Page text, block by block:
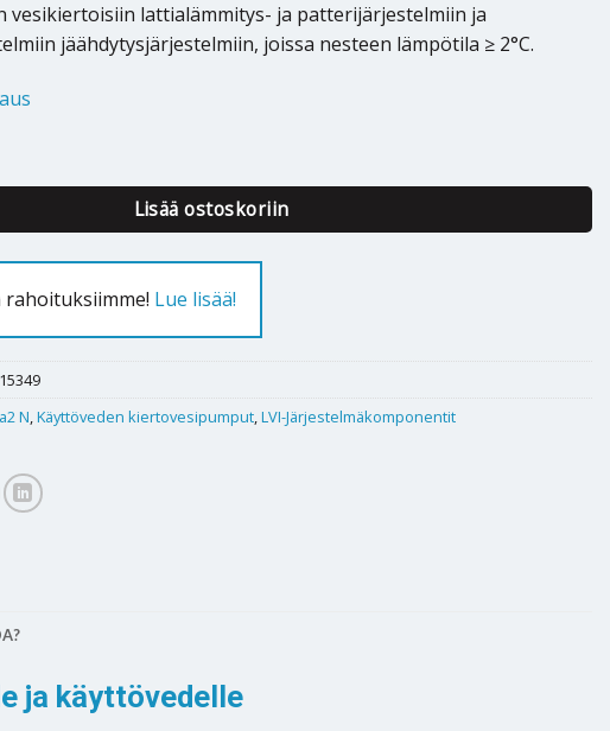
vesikiertoisiin lattialämmitys- ja patterijärjestelmiin ja
jäähdytysjärjestelmiin, joissa nesteen lämpötila ≥ 2°C.
Alpha2 25-60 N 180 määrä
Lisää ostoskoriin
Lue lisää!
N,Käyttöveden kiertovesipumput,LVI-Järjestelmäkomponentit
ja käyttövedelle